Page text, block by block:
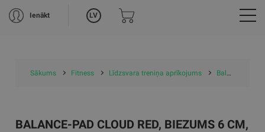
Ienākt LV
Sākums Fitness Līdzsvara treniņa aprīkojums Balance-pad Cloud Red, biezums 6 cm, izmērs 40 x 48cm
BALANCE-PAD CLOUD RED, BIEZUMS 6 CM,